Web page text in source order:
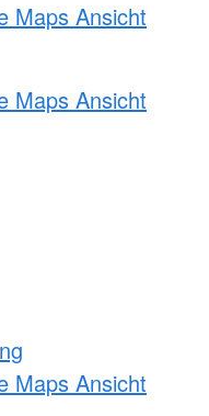
Maps Ansicht
Maps Ansicht
Maps Ansicht